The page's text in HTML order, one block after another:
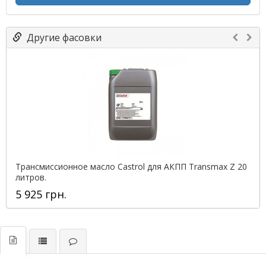
Другие фасовки
Трансмиссионное масло Castrol для АКПП Transmax Z 20
литров.
5 925 грн.